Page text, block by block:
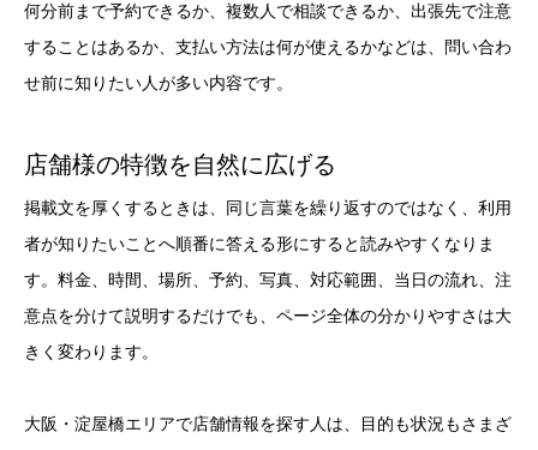
何分前まで予約できるか、複数人で相談できるか、出張先で注意
することはあるか、支払い方法は何が使えるかなどは、問い合わ
せ前に知りたい人が多い内容です。
店舗様の特徴を自然に広げる
掲載文を厚くするときは、同じ言葉を繰り返すのではなく、利用
者が知りたいことへ順番に答える形にすると読みやすくなりま
す。料金、時間、場所、予約、写真、対応範囲、当日の流れ、注
意点を分けて説明するだけでも、ページ全体の分かりやすさは大
きく変わります。
大阪・淀屋橋エリアで店舗情報を探す人は、目的も状況もさまざ